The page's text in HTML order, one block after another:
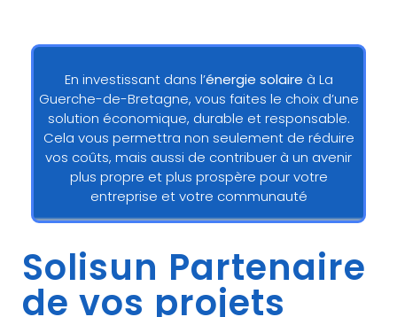
En investissant dans l’énergie solaire à La
Guerche-de-Bretagne, vous faites le choix d’une
solution économique, durable et responsable.
Cela vous permettra non seulement de réduire
vos coûts, mais aussi de contribuer à un avenir
plus propre et plus prospère pour votre
entreprise et votre communauté
Solisun Partenaire
de vos projets